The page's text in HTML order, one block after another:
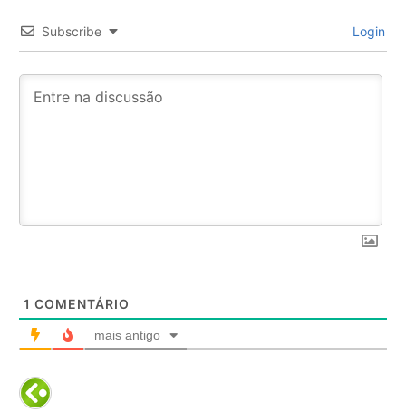
Subscribe Login
1 COMENTÁRIO
mais antigo